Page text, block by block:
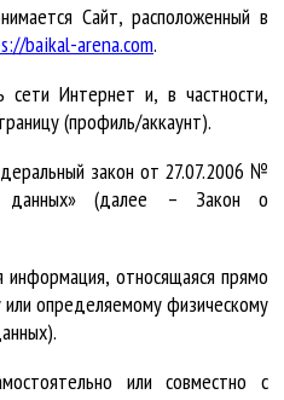
Сайт, расположенный в
baikal-arena.com.
сети Интернет и, в частности,
(профиль/аккаунт).
закон от 27.07.2006 №
(далее – Закон о
относящаяся прямо
определяемому физическому
или совместно с